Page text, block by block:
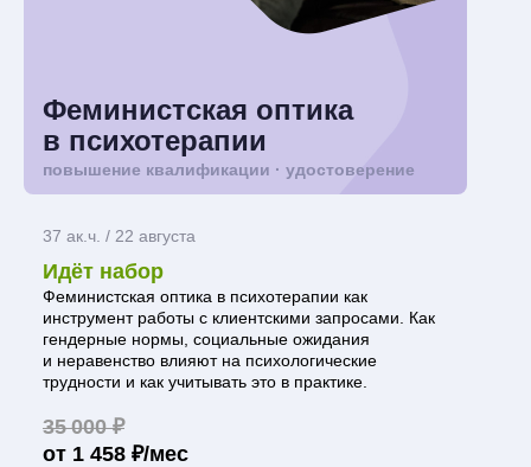
Феминистская оптика
в психотерапии
повышение квалификации · удостоверение
37 ак.ч. / 22 августа
Идёт набор
Феминистская оптика в психотерапии как
инструмент работы с клиентскими запросами. Как
гендерные нормы, социальные ожидания
и неравенство влияют на психологические
трудности и как учитывать это в практике.
35 000 ₽
от 1 458 ₽/мес